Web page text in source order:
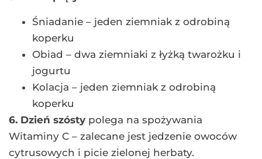
Śniadanie – jeden ziemniak z odrobiną
koperku
Obiad – dwa ziemniaki z łyżką twarożku i
jogurtu
Kolacja – jeden ziemniak z odrobiną
koperku
6. Dzień szósty polega na spożywania
Witaminy C – zalecane jest jedzenie owoców
cytrusowych i picie zielonej herbaty.